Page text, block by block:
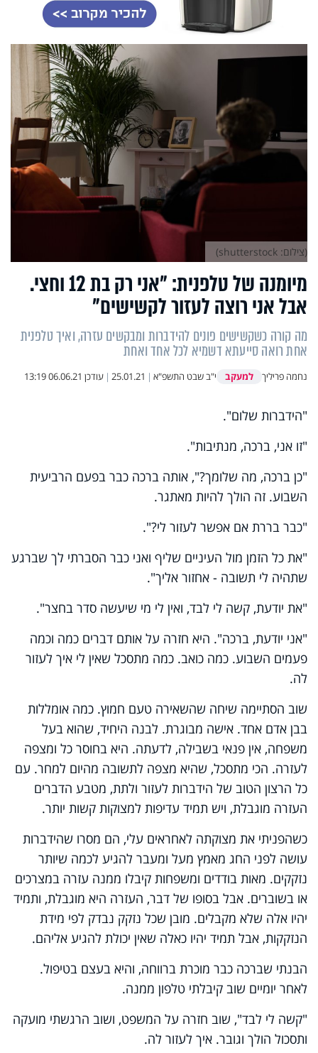
מיומנה של טלפנית: "אני רק בת 12 וחצי.
אבל אני רוצה לעזור לקשישים"
מה קורה כשקשישים פונים להידברות ומבקשים עזרה, ואיך טלפנית
אחת רואה סייעתא דשמיא לכל אחד ואחת
נחמה פריליך למעקב י"ב שבט התשפ"א |
25.01.21
| עודכן 06.06.21 13:19
(צילום: shutterstock)
"הידברות שלום".
"זו אני, ברכה, מנתיבות".
"כן ברכה, מה שלומך?", אותה ברכה כבר בפעם הרביעית
השבוע. זה הולך להיות מאתגר.
"כבר בררת אם אפשר לעזור לי?".
"את כל הזמן מול העיניים שליף ואני כבר הסברתי לך שברגע
שתהיה לי תשובה - אחזור אליך".
"את יודעת, קשה לי לבד, ואין לי מי שיעשה סדר בחצר".
"אני יודעת, ברכה". היא חזרה על אותם דברים כמה וכמה
פעמים השבוע. כמה כואב. כמה מתסכל שאין לי איך לעזור
לה.
שוב הסתיימה שיחה שהשאירה טעם חמוץ. כמה אומללות
בבן אדם אחד. אישה מבוגרת. לבנה היחיד, שהוא בעל
משפחה, אין פנאי בשבילה, לדעתה. היא בחוסר כל ומצפה
לעזרה. הכי מתסכל, שהיא מצפה לתשובה מהיום למחר. עם
כל הרצון הטוב של הידברות לעזור ולתת, מטבע הדברים
העזרה מוגבלת, ויש תמיד עדיפות למצוקות קשות יותר.
כשהפניתי את מצוקתה לאחראים עלי, הם מסרו שהידברות
עושה לפני החג מאמץ מעל ומעבר להגיע לכמה שיותר
נזקקים. מאות בודדים ומשפחות קיבלו ממנה עזרה במצרכים
או בשוברים. אבל בסופו של דבר, העזרה היא מוגבלת, ותמיד
יהיו אלה שלא מקבלים. מובן שכל נזקק נבדק לפי מידת
הנזקקות, אבל תמיד יהיו כאלה שאין יכולת להגיע אליהם.
הבנתי שברכה כבר מוכרת ברווחה, והיא בעצם בטיפול.
לאחר יומיים שוב קיבלתי טלפון ממנה.
"קשה לי לבד", שוב חזרה על המשפט, ושוב הרגשתי מועקה
ותסכול הולך וגובר. איך לעזור לה.